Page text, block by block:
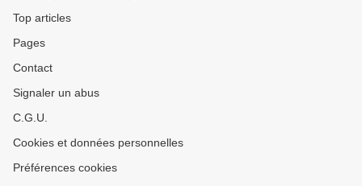
Top articles
Pages
Contact
Signaler un abus
C.G.U.
Cookies et données personnelles
Préférences cookies